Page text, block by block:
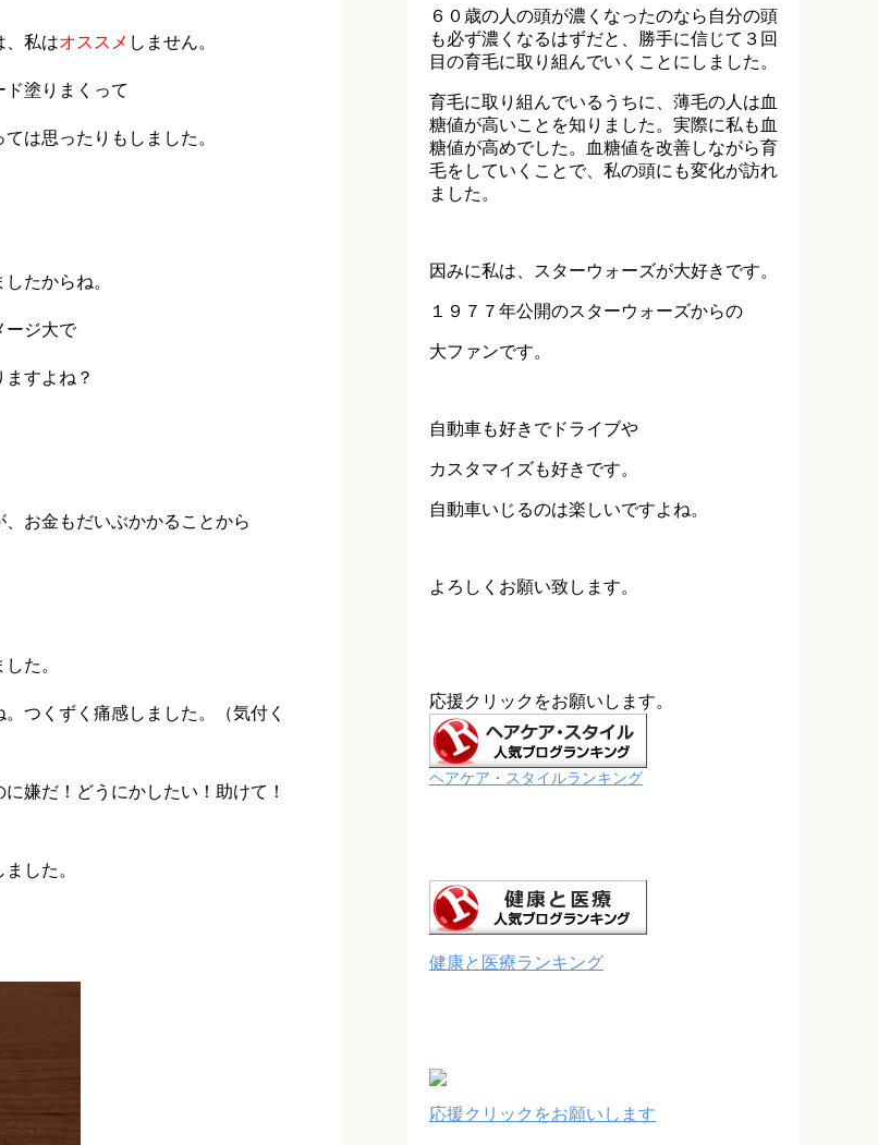
、私はオススメ しません。
塗りまくって
は思ったりもしました。
たからね。
ージ大で
すよね？
お金もだいぶかかることから
た。
つくずく痛感しました。（気付く
嫌だ！どうにかしたい！助けて！
した。
６０歳の人の頭が濃くなったのなら自分の頭
も必ず濃くなるはずだと、勝手に信じて３回
目の育毛に取り組んでいくことにしました。
育毛に取り組んでいるうちに、薄毛の人は血
糖値が高いことを知りました。実際に私も血
糖値が高めでした。血糖値を改善しながら育
毛をしていくことで、私の頭にも変化が訪れ
ました。
因みに私は、スターウォーズが大好きです。
１９７７年公開のスターウォーズからの
大ファンです。
自動車も好きでドライブや
カスタマイズも好きです。
自動車いじるのは楽しいですよね。
よろしくお願い致します。
応援クリックをお願いします。
ヘアケア・スタイルランキング
健康と医療ランキング
応援クリックをお願いします